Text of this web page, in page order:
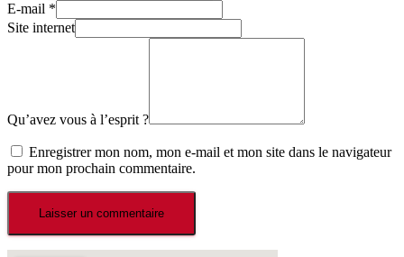
E-mail *
Site internet
Qu’avez vous à l’esprit ?
Enregistrer mon nom, mon e-mail et mon site dans le navigateur
pour mon prochain commentaire.